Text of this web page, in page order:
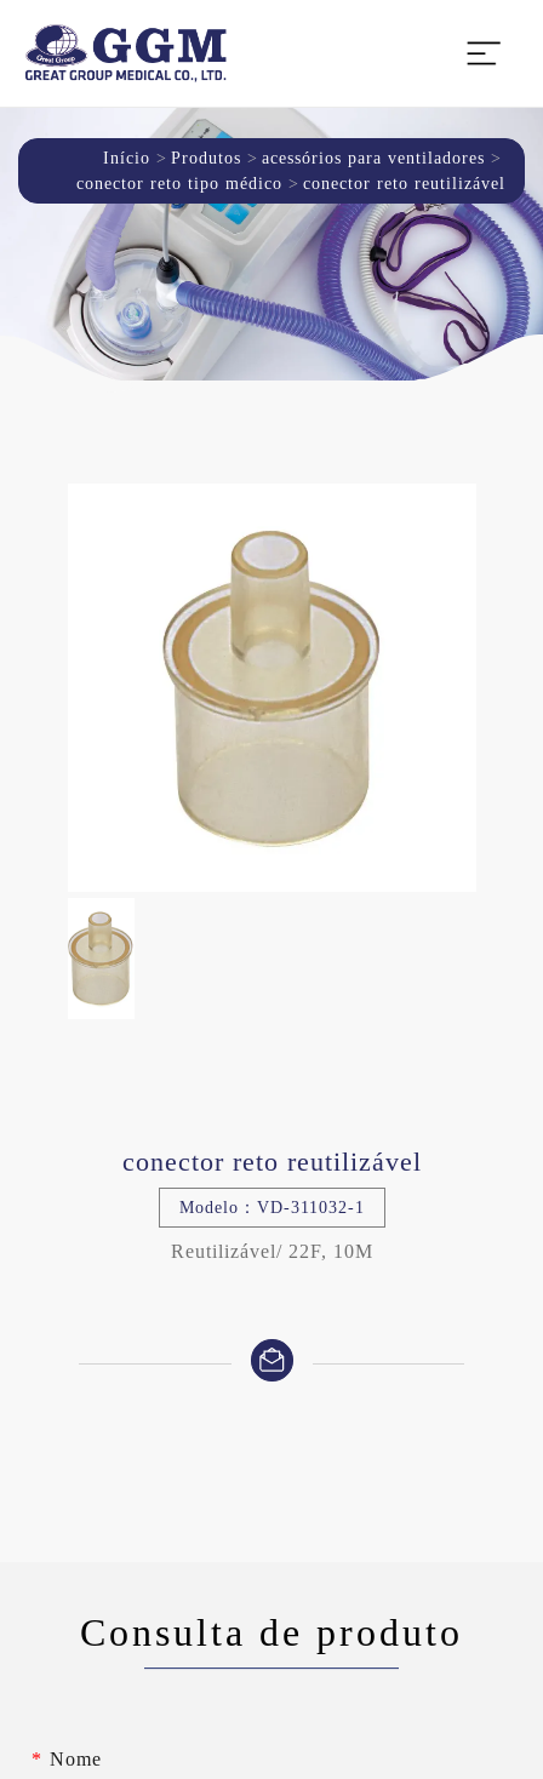
Início Produtos
acessórios para ventiladores
conector reto tipo médico
conector reto reutilizável
conector reto reutilizável
Modelo：VD-311032-1
Reutilizável/ 22F, 10M
Consulta de produto
* Nome